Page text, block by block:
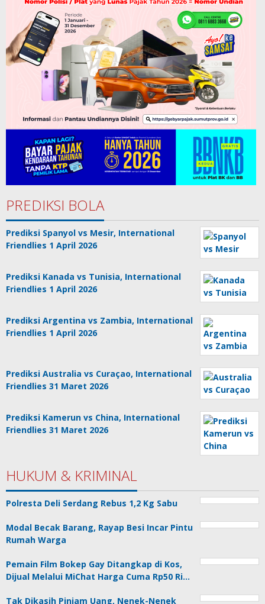
PREDIKSI BOLA
Prediksi Spanyol vs Mesir, International
Friendlies 1 April 2026
Prediksi Kanada vs Tunisia, International
Friendlies 1 April 2026
Prediksi Argentina vs Zambia, International
Friendlies 1 April 2026
Prediksi Australia vs Curaçao, International
Friendlies 31 Maret 2026
Prediksi Kamerun vs China, International
Friendlies 31 Maret 2026
HUKUM & KRIMINAL
Polresta Deli Serdang Rebus 1,2 Kg Sabu
Modal Becak Barang, Rayap Besi Incar Pintu
Rumah Warga
Pemain Film Bokep Gay Ditangkap di Kos,
Dijual Melalui MiChat Harga Cuma Rp50 Ri…
Tak Dikasih Pinjam Uang, Nenek-Nenek